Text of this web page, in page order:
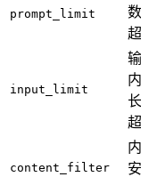
prompt_limit
input_limit
content_filter